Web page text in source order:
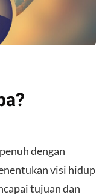
dengan
visi hidup
tujuan dan